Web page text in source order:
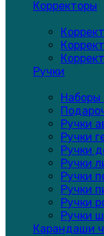
Корректоры
Ручки
Наборы
Ручки
Ручки
Ручки
Ручки
Ручки
Ручки
Ручки
Ручки
Карандаши